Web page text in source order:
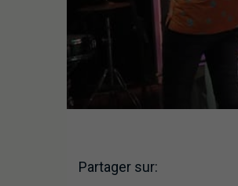
Partager sur: